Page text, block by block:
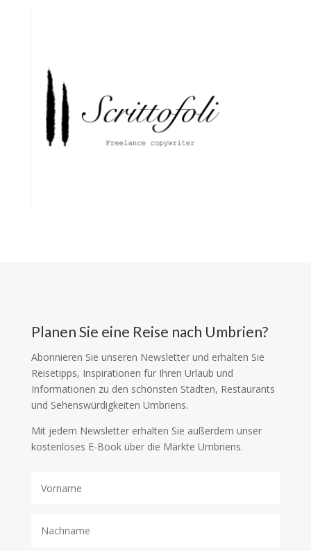
Planen Sie eine Reise nach Umbrien?
Abonnieren Sie unseren Newsletter und erhalten Sie
Reisetipps, Inspirationen für Ihren Urlaub und
Informationen zu den schönsten Städten, Restaurants
und Sehenswürdigkeiten Umbriens.
Mit jedem Newsletter erhalten Sie außerdem unser
kostenloses E-Book über die Märkte Umbriens.